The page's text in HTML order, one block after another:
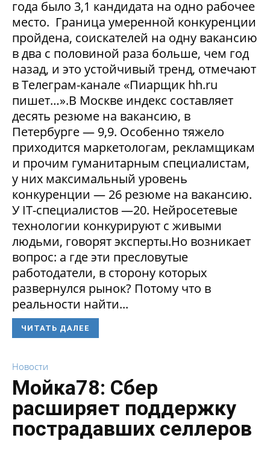
года было 3,1 кандидата на одно рабочее
место. Граница умеренной конкуренции
пройдена, соискателей на одну вакансию
в два с половиной раза больше, чем год
назад, и это устойчивый тренд, отмечают
в Телеграм-канале «Пиарщик hh.ru
пишет…».В Москве индекс составляет
десять резюме на вакансию, в
Петербурге — 9,9. Особенно тяжело
приходится маркетологам, рекламщикам
и прочим гуманитарным специалистам,
у них максимальный уровень
конкуренции — 26 резюме на вакансию.
У IT-специалистов —20. Нейросетевые
технологии конкурируют с живыми
людьми, говорят эксперты.Но возникает
вопрос: а где эти пресловутые
работодатели, в сторону которых
развернулся рынок? Потому что в
реальности найти...
ЧИТАТЬ ДАЛЕЕ
Новости
Мойка78: Сбер
расширяет поддержку
пострадавших селлеров